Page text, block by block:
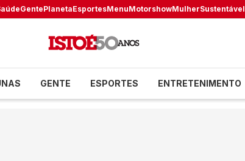
GentePlanetaEsportesMenuMotorshowMulherSustentável
GENTE ESPORTES ENTRETENIMENTO